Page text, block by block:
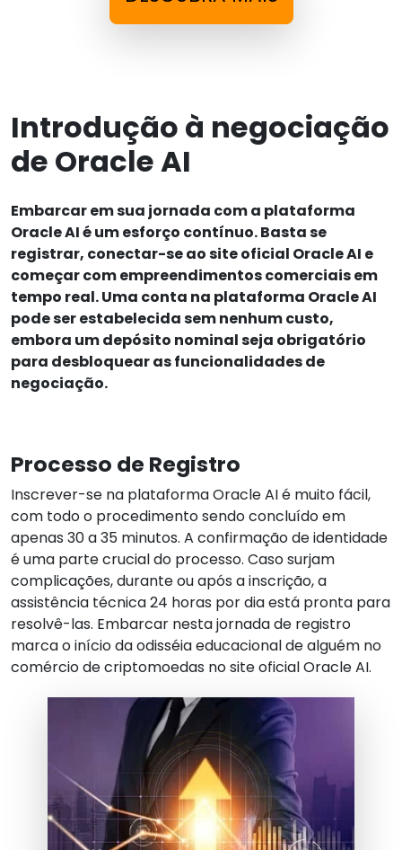
Introdução à negociação
de Oracle AI
Embarcar em sua jornada com a plataforma
Oracle AI é um esforço contínuo. Basta se
registrar, conectar-se ao site oficial Oracle AI e
começar com empreendimentos comerciais em
tempo real. Uma conta na plataforma Oracle AI
pode ser estabelecida sem nenhum custo,
embora um depósito nominal seja obrigatório
para desbloquear as funcionalidades de
negociação.
Processo de Registro
Inscrever-se na plataforma Oracle AI é muito fácil,
com todo o procedimento sendo concluído em
apenas 30 a 35 minutos. A confirmação de identidade
é uma parte crucial do processo. Caso surjam
complicações, durante ou após a inscrição, a
assistência técnica 24 horas por dia está pronta para
resolvê-las. Embarcar nesta jornada de registro
marca o início da odisséia educacional de alguém no
comércio de criptomoedas no site oficial Oracle AI.